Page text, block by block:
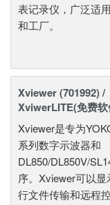
表记录仪，广泛适
和工厂。
Xviewer (701992) /
XviwerLITE(免费
Xviewer是专为
系列数字示波器和
DL850/DL850V/
序。Xviewer可以显
行文件传输和远程